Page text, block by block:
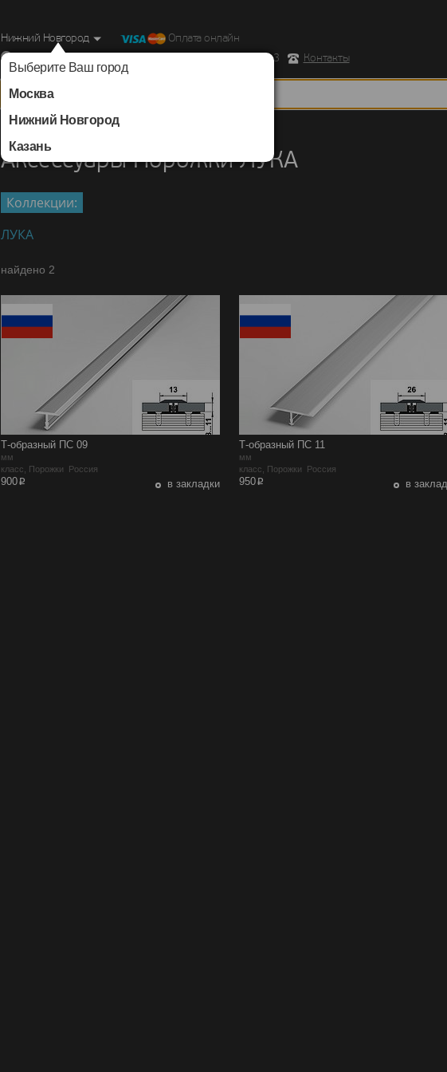
Нижний Новгород
Выберите Ваш город
Москва
Нижний Новгород
Казань
Оплата онлайн
г. Нижний Новгород, Ул. Республиканская д.43 корпус 3
Контакты
Аксессуары Порожки ЛУКА
Коллекции:
ЛУКА
найдено 2
Т-образный ПС 09
мм
класс, Порожки Россия
900p в закладки
Т-образный ПС 11
мм
класс, Порожки Россия
950p в